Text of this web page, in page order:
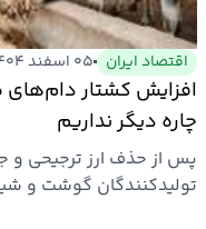
اقتصاد ایران ۰۵ اسفند ۱۴۰۴
چاره‌ دیگر نداریم
پس از حذف ارز ترجیحی
تولیدکنندگان گوشت و